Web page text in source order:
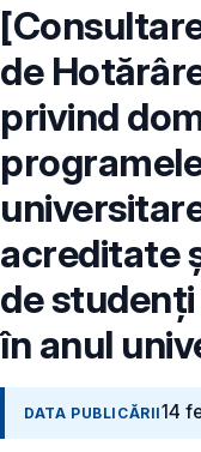
de
privind
acreditate
de
în anul
DATA PUBLICĂRII14